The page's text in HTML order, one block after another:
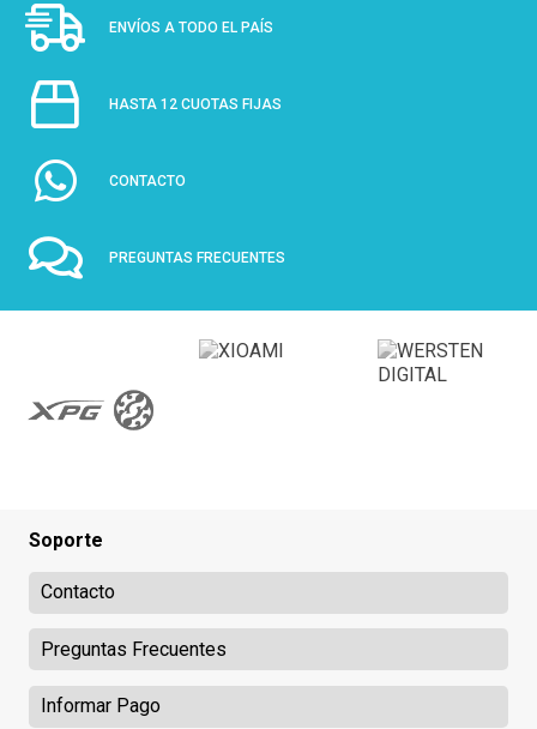
ENVÍOS A TODO EL PAÍS
HASTA 12 CUOTAS FIJAS
CONTACTO
PREGUNTAS FRECUENTES
Soporte
Contacto
Preguntas Frecuentes
Informar Pago